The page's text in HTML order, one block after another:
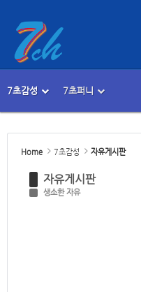
메뉴 건너뛰기
7초감성 7초퍼니
본문시작
Home 7초감성 자유게시판
자유게시판
생소한 자유
Sketchbook5,
Sketchbook5,